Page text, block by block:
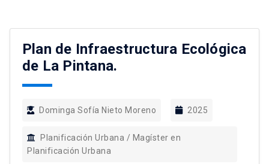
Plan de Infraestructura Ecológica
de La Pintana.
Dominga Sofía Nieto Moreno 2025
Planificación Urbana / Magíster en
Planificación Urbana